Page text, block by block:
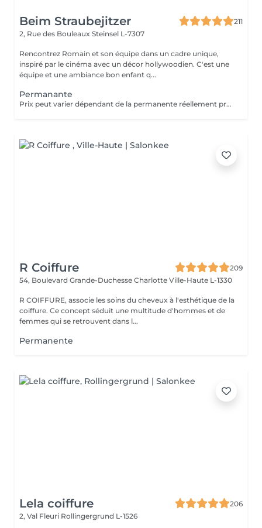
Beim Straubejitzer
211
2, Rue des Bouleaux Steinsel L-7307
Rencontrez Romain et son équipe dans un cadre unique,
inspiré par le cinéma avec un décor hollywoodien. C'est une
équipe et une ambiance bon enfant q...
Permanante
Prix peut varier dépendant de la permanente réellement presté (de 25 à 74).
R Coiffure
209
54, Boulevard Grande-Duchesse Charlotte Ville-Haute L-1330
R COIFFURE, associe les soins du cheveux à l'esthétique de la
coiffure. Ce concept séduit une multitude d'hommes et de
femmes qui se retrouvent dans l...
Permanente
Lela coiffure
206
2, Val Fleuri Rollingergrund L-1526